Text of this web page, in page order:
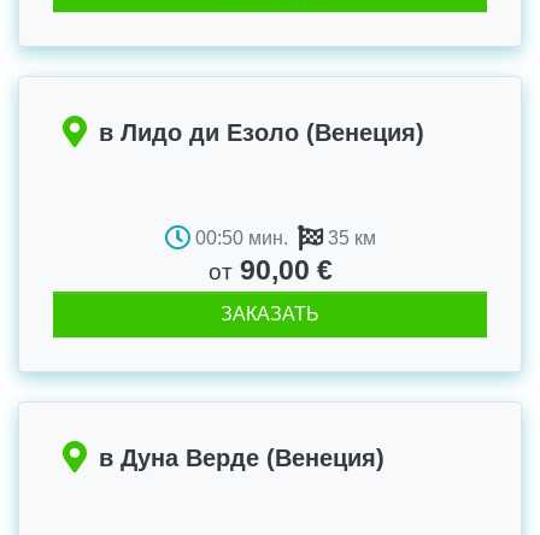
в Лидо ди Езоло (Венеция)
00:50 мин. 35 км
от 90,00 €
ЗАКАЗАТЬ
в Дуна Верде (Венеция)